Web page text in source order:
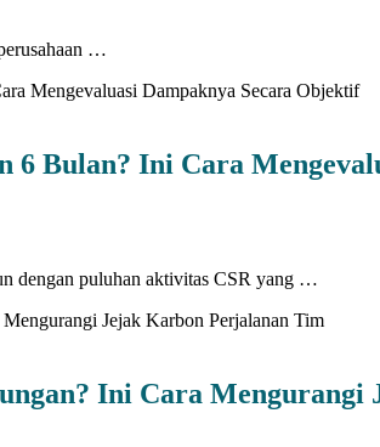
…
6 Bulan? Ini Cara
dengan puluhan aktivitas CSR yang …
Ini Cara Mengurangi